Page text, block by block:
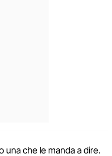
una che le manda a dire.